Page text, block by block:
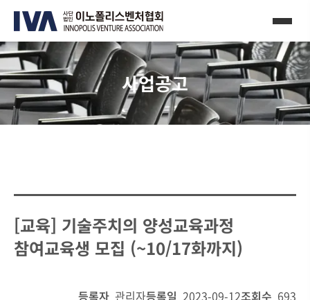
사업공고
[교육] 기술주치의 양성교육과정
참여교육생 모집 (~10/17화까지)
등록자 관리자등록일 2023-09-12조회수 693